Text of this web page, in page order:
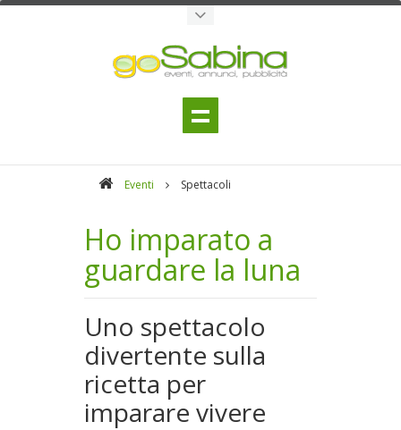
Eventi Spettacoli
Ho imparato a
guardare la luna
Uno spettacolo
divertente sulla
ricetta per
imparare vivere